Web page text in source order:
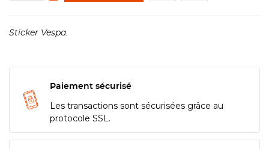
Sticker Vespa.
Paiement sécurisé
Les transactions sont sécurisées grâce au
protocole SSL.